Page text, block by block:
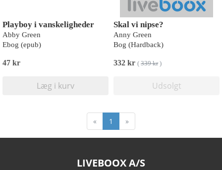
Playboy i vanskeligheder
Abby Green
Ebog (epub)
47 kr
Læg i kurv
Skal vi nipse?
Anny Green
Bog (Hardback)
332 kr ( 339 kr)
Udsolgt
« 1 »
LIVEBOOX A/S